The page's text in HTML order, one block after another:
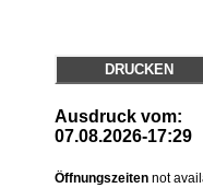
DRUCKEN
Ausdruck vom:
07.08.2026-17:29
Öffnungszeiten not